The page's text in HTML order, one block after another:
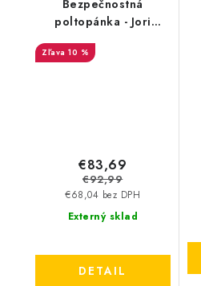
Bezpečnostná
poltopánka - Jori
Speedy Low S3 EAD -
biela - šedá 35671
10 %
Externý sklad
€68,04 bez DPH
€83,69
€92,99
DETAIL